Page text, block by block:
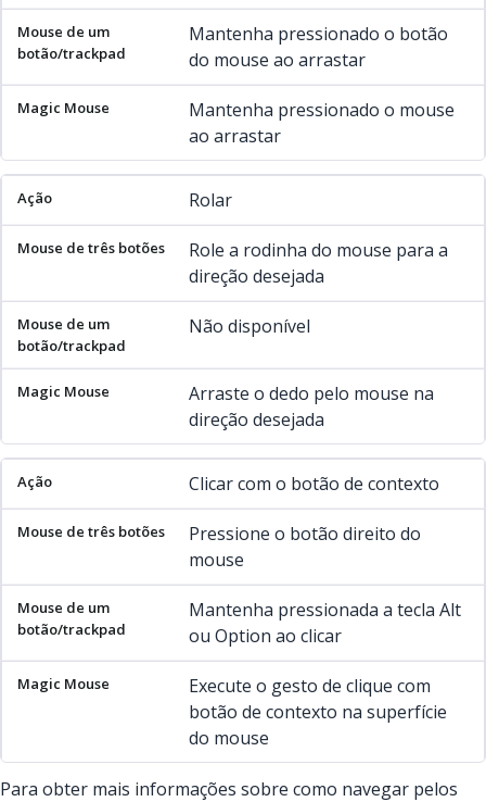
Mantenha pressionado o botão
do mouse ao arrastar
Mantenha pressionado o mouse
ao arrastar
Rolar
Role a rodinha do mouse para a
direção desejada
Não disponível
Arraste o dedo pelo mouse na
direção desejada
Clicar com o botão de contexto
Pressione o botão direito do
mouse
Mantenha pressionada a tecla Alt
ou Option ao clicar
Execute o gesto de clique com
botão de contexto na superfície
do mouse
Para obter mais informações sobre como navegar pelos